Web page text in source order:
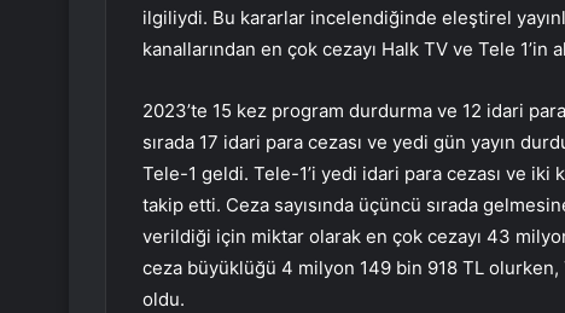
ilgiliydi. Bu kararlar incelendiğinde eleştirel
kanallarından en çok cezayı Halk TV ve Tele 1’in
2023’te 15 kez program durdurma ve 12 idari
sırada 17 idari para cezası ve yedi gün yayın
Tele-1 geldi. Tele-1’i yedi idari para cezası ve
takip etti. Ceza sayısında üçüncü sırada
verildiği için miktar olarak en çok cezayı 43
ceza büyüklüğü 4 milyon 149 bin 918 TL
oldu.